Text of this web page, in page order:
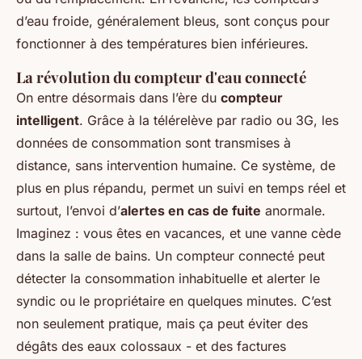
d’eau froide, généralement bleus, sont conçus pour
fonctionner à des températures bien inférieures.
La révolution du compteur d'eau connecté
On entre désormais dans l’ère du compteur
intelligent. Grâce à la télérelève par radio ou 3G, les
données de consommation sont transmises à
distance, sans intervention humaine. Ce système, de
plus en plus répandu, permet un suivi en temps réel et
surtout, l’envoi d’alertes en cas de fuite anormale.
Imaginez : vous êtes en vacances, et une vanne cède
dans la salle de bains. Un compteur connecté peut
détecter la consommation inhabituelle et alerter le
syndic ou le propriétaire en quelques minutes. C’est
non seulement pratique, mais ça peut éviter des
dégâts des eaux colossaux - et des factures